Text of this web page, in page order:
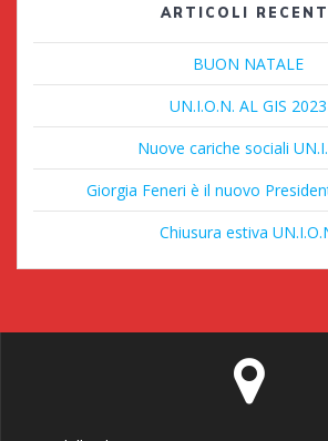
ARTICOLI RECENTI
BUON NATALE
UN.I.O.N. AL GIS 2023
Nuove cariche sociali
Giorgia Feneri è il nuovo
Chiusura estiva